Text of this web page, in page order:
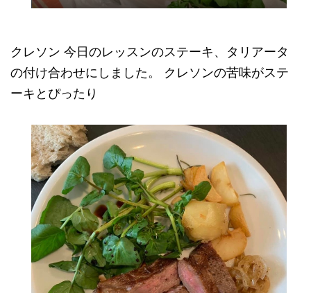
クレソン 今日のレッスンのステーキ、タリアータ
の付け合わせにしました。 クレソンの苦味がステ
ーキとぴったり